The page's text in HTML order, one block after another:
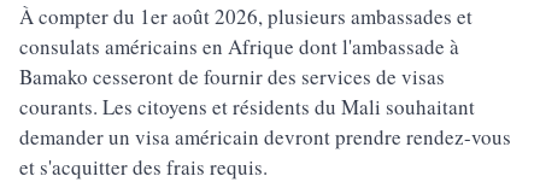
À compter du 1er août 2026, plusieurs ambassades et
consulats américains en Afrique dont l'ambassade à
Bamako cesseront de fournir des services de visas
courants. Les citoyens et résidents du Mali souhaitant
demander un visa américain devront prendre rendez-vous
et s'acquitter des frais requis.